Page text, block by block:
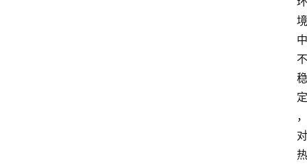
境
中
不
稳
定
，
对
热